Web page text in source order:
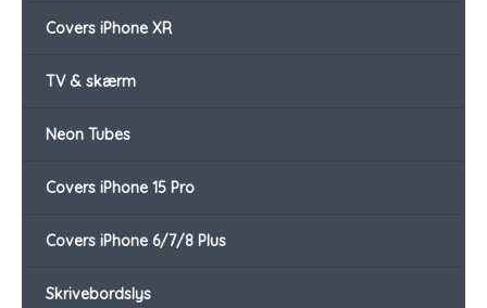
Covers iPhone XR
TV & skærm
Neon Tubes
Covers iPhone 15 Pro
Covers iPhone 6/7/8 Plus
Skrivebordslys